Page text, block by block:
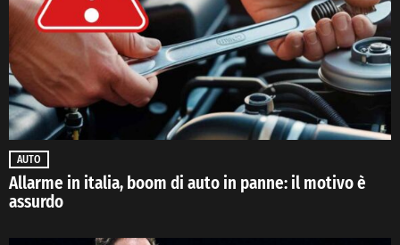
AUTO
Allarme in italia, boom di auto in panne: il motivo è
assurdo